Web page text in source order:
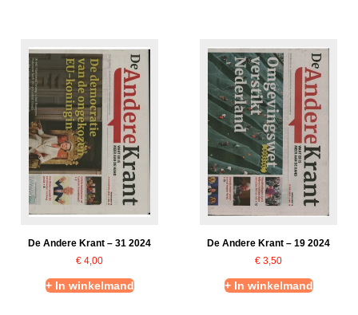
De Andere Krant – 31 2024
€ 4,00
+ In winkelmand
De Andere Krant – 19 2024
€ 3,50
+ In winkelmand